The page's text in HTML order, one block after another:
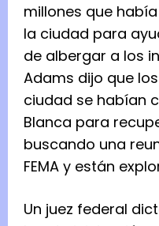
millones que
la ciudad para
de albergar a los
Adams dijo que
ciudad se habían
Blanca para
buscando una
FEMA y están
Un juez federal